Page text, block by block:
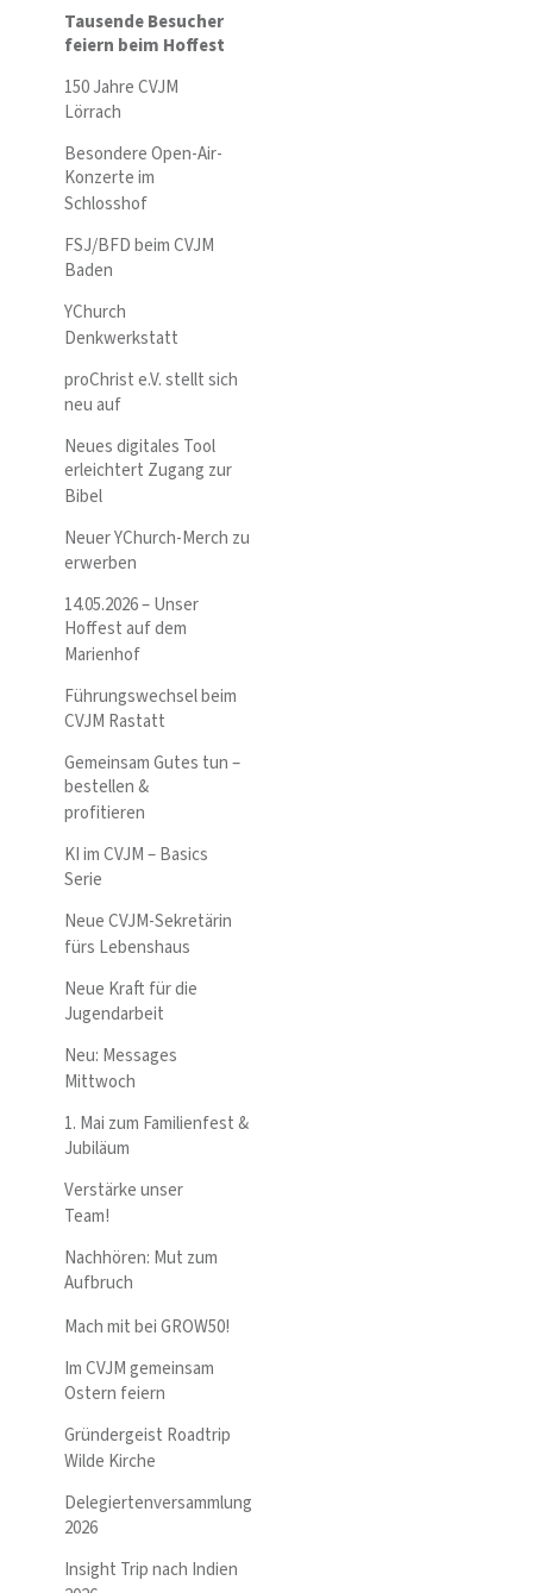
Tausende Besucher
feiern beim Hoffest
150 Jahre CVJM
Lörrach
Besondere Open-Air-
Konzerte im
Schlosshof
FSJ/BFD beim CVJM
Baden
YChurch
Denkwerkstatt
proChrist e.V. stellt sich
neu auf
Neues digitales Tool
erleichtert Zugang zur
Bibel
Neuer YChurch-Merch zu
erwerben
14.05.2026 – Unser
Hoffest auf dem
Marienhof
Führungswechsel beim
CVJM Rastatt
Gemeinsam Gutes tun –
bestellen &
profitieren
KI im CVJM – Basics
Serie
Neue CVJM-Sekretärin
fürs Lebenshaus
Neue Kraft für die
Jugendarbeit
Neu: Messages
Mittwoch
1. Mai zum Familienfest &
Jubiläum
Verstärke unser
Team!
Nachhören: Mut zum
Aufbruch
Mach mit bei GROW50!
Im CVJM gemeinsam
Ostern feiern
Gründergeist Roadtrip
Wilde Kirche
Delegiertenversammlung
2026
Insight Trip nach Indien